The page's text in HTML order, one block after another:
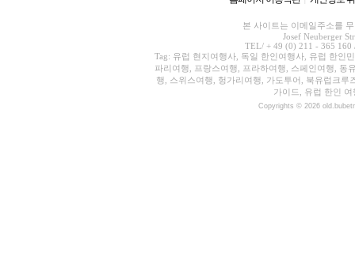
본 사이트는 이메일주소를
Josef Neuberger
TEL/ + 49 (0) 211 - 365 160
Tag: 유럽 현지여행사, 독일 한인여행사, 유럽 한인
파리여행, 프랑스여행, 프라하여행, 스페인여행, 동
행, 스위스여행, 헝가리여행, 가도투어, 북유럽크
가이드, 유럽 한인
Copyrights © 2026